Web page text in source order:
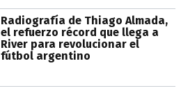
Radiografía de Thiago Almada,
el refuerzo récord que llega a
River para revolucionar el
fútbol argentino